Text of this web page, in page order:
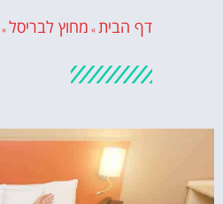
דף הבית » מחוץ לבריסל »